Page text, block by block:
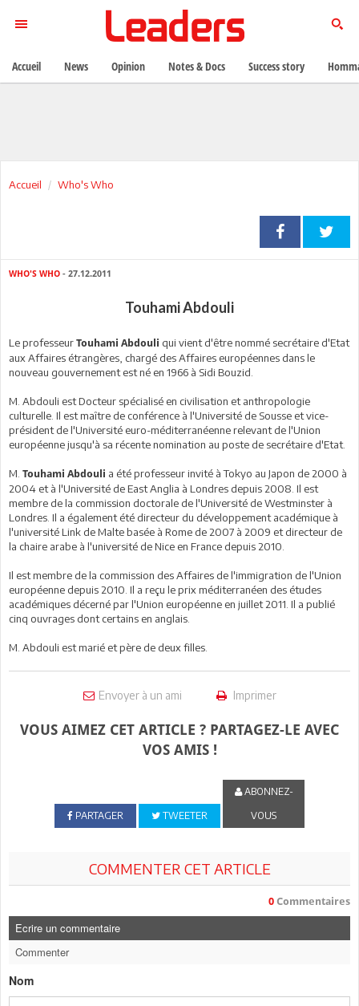
Accueil Who's Who
WHO'S WHO - 27.12.2011
Touhami Abdouli
Le professeur Touhami Abdouli qui vient d'être nommé secrétaire d'Etat
aux Affaires étrangères, chargé des Affaires européennes dans le
nouveau gouvernement est né en 1966 à Sidi Bouzid.
M. Abdouli est Docteur spécialisé en civilisation et anthropologie
culturelle. Il est maître de conférence à l'Université de Sousse et vice-
président de l'Université euro-méditerranéenne relevant de l'Union
européenne jusqu'à sa récente nomination au poste de secrétaire d'Etat.
M. Touhami Abdouli a été professeur invité à Tokyo au Japon de 2000 à
2004 et à l'Université de East Anglia à Londres depuis 2008. Il est
membre de la commission doctorale de l'Université de Westminster à
Londres. Il a également été directeur du développement académique à
l'université Link de Malte basée à Rome de 2007 à 2009 et directeur de
la chaire arabe à l'université de Nice en France depuis 2010.
Il est membre de la commission des Affaires de l'immigration de l'Union
européenne depuis 2010. Il a reçu le prix méditerranéen des études
académiques décerné par l'Union européenne en juillet 2011. Il a publié
cinq ouvrages dont certains en anglais.
M. Abdouli est marié et père de deux filles.
Envoyer à un ami Imprimer
VOUS AIMEZ CET ARTICLE ? PARTAGEZ-LE AVEC
VOS AMIS !
PARTAGER TWEETER
ABONNEZ-
VOUS
COMMENTER CET ARTICLE
0 Commentaires
Ecrire un commentaire
Commenter
Nom
Accueil News Opinion Notes & Docs Success story